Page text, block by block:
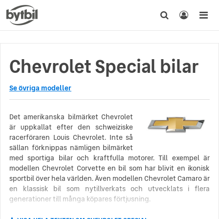
Chevrolet Special bilar
Se övriga modeller
Det amerikanska bilmärket Chevrolet
är uppkallat efter den schweiziske
racerföraren Louis Chevrolet. Inte så
sällan förknippas nämligen bilmärket
med sportiga bilar och kraftfulla motorer. Till exempel är
modellen Chevrolet Corvette en bil som har blivit en ikonisk
sportbil över hela världen. Även modellen Chevrolet Camaro är
en klassisk bil som nytillverkats och utvecklats i flera
generationer till många köpares förtjusning.
Man uppskattar att omkring 100 miljoner Chevroletbilar har